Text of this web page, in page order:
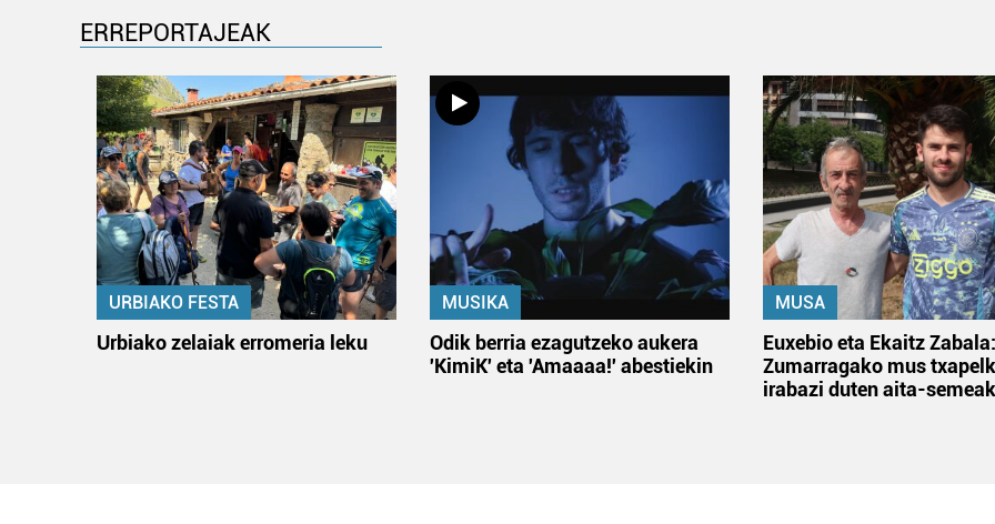
ERREPORTAJEAK
URBIAKO FESTA
Urbiako zelaiak erromeria leku
MUSIKA
Odik berria ezagutzeko aukera
'KimiK' eta 'Amaaaa!' abestiekin
MUSA
Euxebio eta Ekaitz Zabala:
Zumarragako mus
irabazi duten aita-semeak